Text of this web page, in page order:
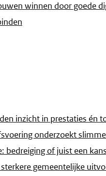
winnen door goede
inzicht in prestaties én
onderzoekt
bedreiging of juist een
gemeentelijke